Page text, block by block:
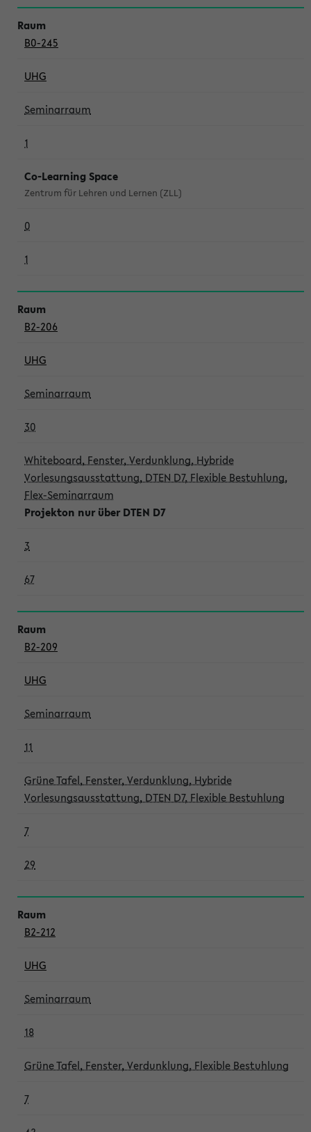
B0-245
UHG
Seminarraum
1
Co-Learning Space
Zentrum für Lehren und Lernen (ZLL)
0
1
B2-206
UHG
Seminarraum
30
Whiteboard, Fenster, Verdunklung, Hybride
Vorlesungsausstattung, DTEN D7, Flexible Bestuhlung,
Flex-Seminarraum
Projekton nur über DTEN D7
3
67
B2-209
UHG
Seminarraum
11
Grüne Tafel, Fenster, Verdunklung, Hybride
Vorlesungsausstattung, DTEN D7, Flexible Bestuhlung
7
29
B2-212
UHG
Seminarraum
18
Grüne Tafel, Fenster, Verdunklung, Flexible Bestuhlung
7